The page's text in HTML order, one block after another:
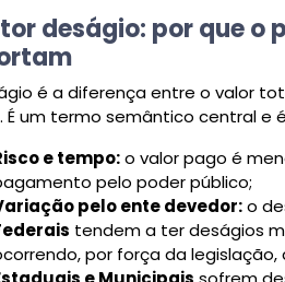
deságio: por que o
é a diferença entre o valor
É um termo semântico central e
e tempo:o valor pago é
pelo poder público;
pelo ente devedor:o
tendem a ter deságios
por força da